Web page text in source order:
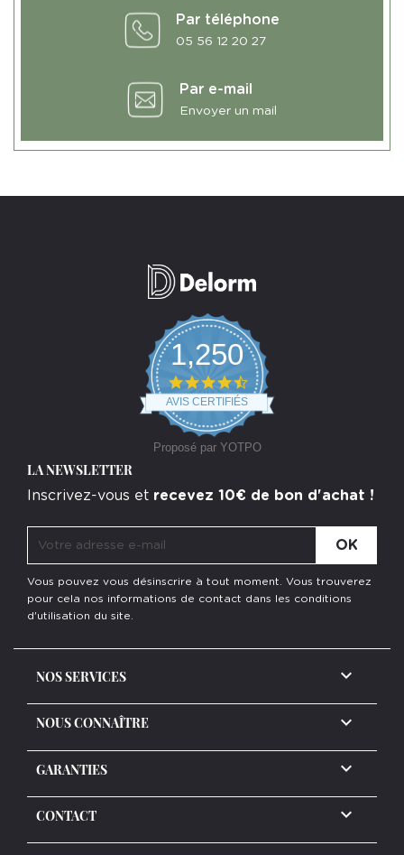
Par téléphone
05 56 12 20 27
Par e-mail
Envoyer un mail
1,250
4.7
star
rating
AVIS CERTIFIÉS
Proposé par YOTPO
LA NEWSLETTER
Inscrivez-vous et recevez 10€ de bon d'achat !
Vous pouvez vous désinscrire à tout moment. Vous trouverez
pour cela nos informations de contact dans les conditions
d'utilisation du site.
NOS SERVICES 
NOUS CONNAÎTRE 
GARANTIES 
CONTACT keyboard_arrow_down